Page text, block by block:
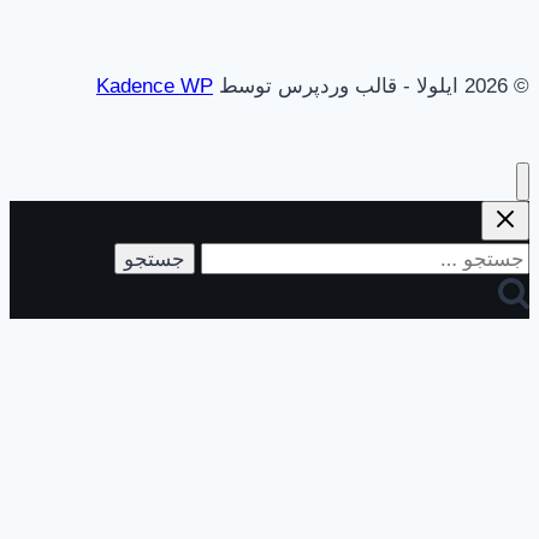
© 2026 ایلولا - قالب وردپرس توسط Kadence WP
جستجو
برای: